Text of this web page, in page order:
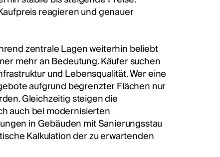
reagieren und genauer
zentrale Lagen weiterhin beliebt
mehr an Bedeutung. Käufer suchen
und Lebensqualität. Wer eine
aufgrund begrenzter Flächen nur
Gleichzeitig steigen die
auch bei modernisierten
in Gebäuden mit Sanierungsstau
Kalkulation der zu erwartenden